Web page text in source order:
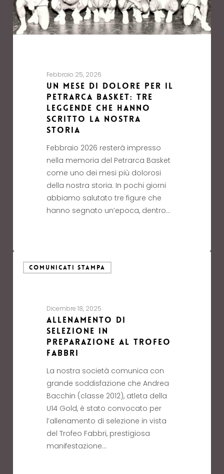
Febbraio 25, 2026
Un mese di dolore per il
Petrarca Basket: tre
leggende che hanno
scritto la nostra
storia
Febbraio 2026 resterà impresso
nella memoria del Petrarca Basket
come uno dei mesi più dolorosi
della nostra storia. In pochi giorni
abbiamo salutato tre figure che
hanno segnato un’epoca, dentro…
COMUNICATI STAMPA
Dicembre 18, 2025
Allenamento di
selezione in
preparazione al Trofeo
Fabbri
La nostra società comunica con
grande soddisfazione che Andrea
Bacchin (classe 2012), atleta della
U14 Gold, è stato convocato per
l’allenamento di selezione in vista
del Trofeo Fabbri, prestigiosa
manifestazione…